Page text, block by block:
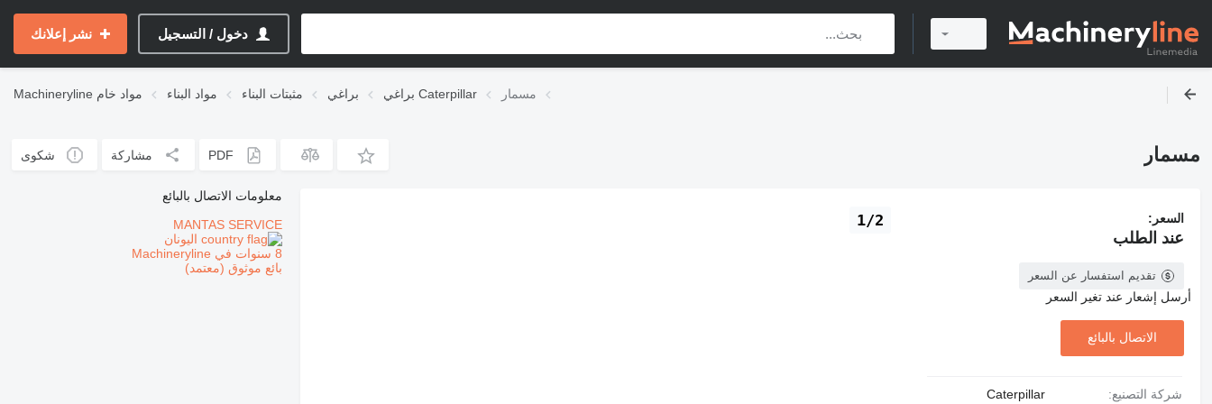
دخول / التسجيل نشر إعلانك
Machineryline مواد خام مواد البناء مثبتات البناء براغي براغي Caterpillar مسمار
مسمار PDF مشاركة شكوى
1/2 السعر:
عند الطلب
تقديم استفسار عن السعر
أرسل إشعار عند تغير السعر
الاتصال بالبائع
شركة التصنيع: Caterpillar
معلومات الاتصال بالبائع
MANTAS SERVICE
اليونان
8 سنوات في Machineryline
بائع موثوق (معتمد)